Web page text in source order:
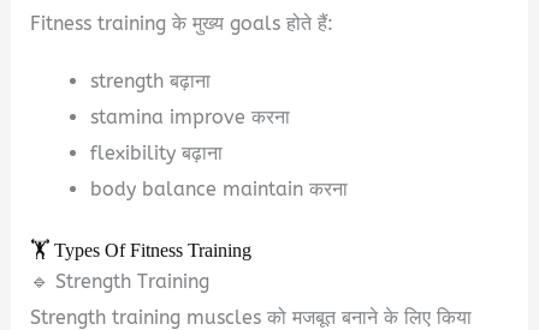
Fitness training के मुख्य goals होते हैं:
strength बढ़ाना
stamina improve करना
flexibility बढ़ाना
body balance maintain करना
🏋️ Types Of Fitness Training
🔹 Strength Training
Strength training muscles को मजबूत बनाने के लिए किया